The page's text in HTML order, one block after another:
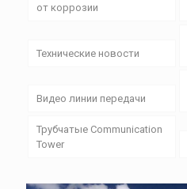
от коррозии
Технические новости
Видео линии передачи
Трубчатые Communication
Tower